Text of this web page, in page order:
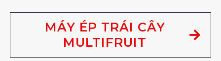
MÁY ÉP TRÁI CÂY
MULTIFRUIT